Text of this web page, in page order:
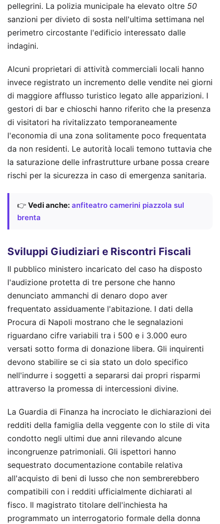
pellegrini. La polizia municipale ha elevato oltre 50
sanzioni per divieto di sosta nell'ultima settimana nel
perimetro circostante l'edificio interessato dalle
indagini.
Alcuni proprietari di attività commerciali locali hanno
invece registrato un incremento delle vendite nei giorni
di maggiore afflusso turistico legato alle apparizioni. I
gestori di bar e chioschi hanno riferito che la presenza
di visitatori ha rivitalizzato temporaneamente
l'economia di una zona solitamente poco frequentata
da non residenti. Le autorità locali temono tuttavia che
la saturazione delle infrastrutture urbane possa creare
rischi per la sicurezza in caso di emergenza sanitaria.
👉 Vedi anche: anfiteatro camerini piazzola sul
brenta
Sviluppi Giudiziari e Riscontri Fiscali
Il pubblico ministero incaricato del caso ha disposto
l'audizione protetta di tre persone che hanno
denunciato ammanchi di denaro dopo aver
frequentato assiduamente l'abitazione. I dati della
Procura di Napoli mostrano che le segnalazioni
riguardano cifre variabili tra i 500 e i 3.000 euro
versati sotto forma di donazione libera. Gli inquirenti
devono stabilire se ci sia stato un dolo specifico
nell'indurre i soggetti a separarsi dai propri risparmi
attraverso la promessa di intercessioni divine.
La Guardia di Finanza ha incrociato le dichiarazioni dei
redditi della famiglia della veggente con lo stile di vita
condotto negli ultimi due anni rilevando alcune
incongruenze patrimoniali. Gli ispettori hanno
sequestrato documentazione contabile relativa
all'acquisto di beni di lusso che non sembrerebbero
compatibili con i redditi ufficialmente dichiarati al
fisco. Il magistrato titolare dell'inchiesta ha
programmato un interrogatorio formale della donna